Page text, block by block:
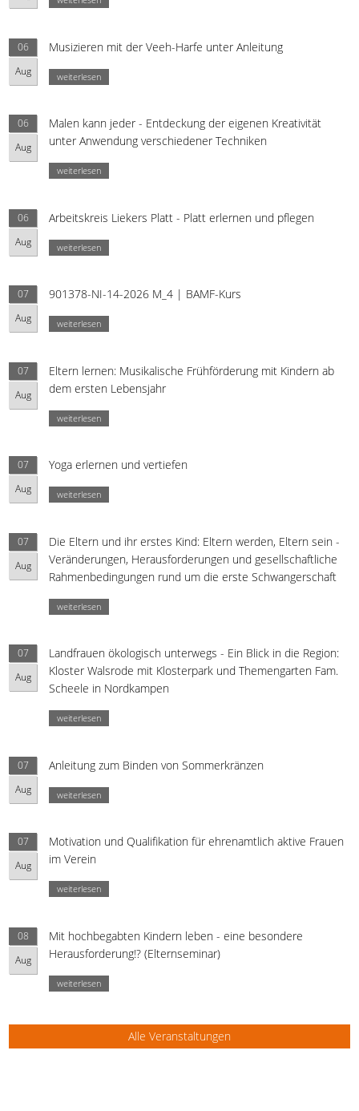
06
Aug
Musizieren mit der Veeh-Harfe unter Anleitung
weiterlesen
06
Aug
Malen kann jeder - Entdeckung der eigenen Kreativität
unter Anwendung verschiedener Techniken
weiterlesen
06
Aug
Arbeitskreis Liekers Platt - Platt erlernen und pflegen
weiterlesen
07
Aug
901378-NI-14-2026 M_4 | BAMF-Kurs
weiterlesen
07
Aug
Eltern lernen: Musikalische Frühförderung mit Kindern ab
dem ersten Lebensjahr
weiterlesen
07
Aug
Yoga erlernen und vertiefen
weiterlesen
07
Aug
Die Eltern und ihr erstes Kind: Eltern werden, Eltern sein -
Veränderungen, Herausforderungen und gesellschaftliche
Rahmenbedingungen rund um die erste Schwangerschaft
weiterlesen
07
Aug
Landfrauen ökologisch unterwegs - Ein Blick in die Region:
Kloster Walsrode mit Klosterpark und Themengarten Fam.
Scheele in Nordkampen
weiterlesen
07
Aug
Anleitung zum Binden von Sommerkränzen
weiterlesen
07
Aug
Motivation und Qualifikation für ehrenamtlich aktive Frauen
im Verein
weiterlesen
08
Aug
Mit hochbegabten Kindern leben - eine besondere
Herausforderung!? (Elternseminar)
weiterlesen
Alle Veranstaltungen